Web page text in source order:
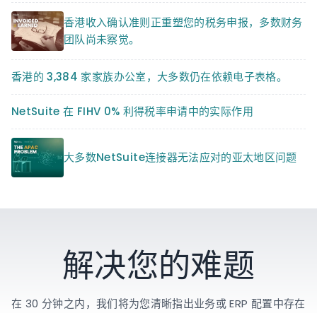
香港收入确认准则正重塑您的税务申报，多数财务
团队尚未察觉。
香港的 3,384 家家族办公室，大多数仍在依赖电子表格。
NetSuite 在 FIHV 0% 利得税率申请中的实际作用
大多数NetSuite连接器无法应对的亚太地区问题
解决您的难题
在 30 分钟之内，我们将为您清晰指出业务或 ERP 配置中存在